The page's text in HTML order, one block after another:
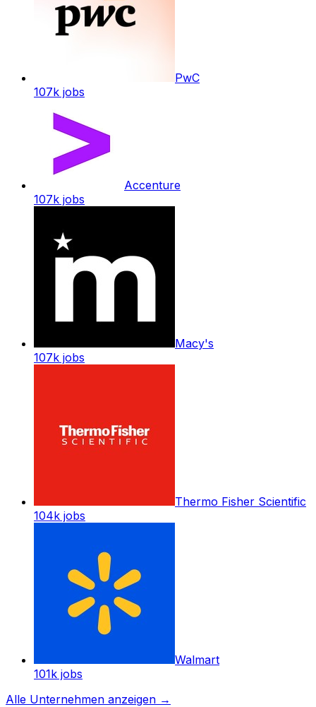
PwC
107k jobs
Accenture
107k jobs
Macy's
107k jobs
Thermo Fisher Scientific
104k jobs
Walmart
101k jobs
Alle Unternehmen anzeigen →